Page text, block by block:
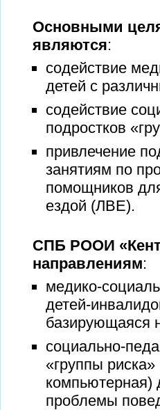
Основными
являются:
содействие
детей с
содействие
подростков
привлечение
занятиям по
помощников
ездой (ЛВЕ).
СПБ РООИ
направлениям:
медико-
детей-
базирующаяся
социально-
«группы
компьютерная)
проблемы